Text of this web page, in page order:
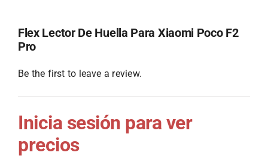
Flex Lector De Huella Para Xiaomi Poco F2
Pro
Be the first to leave a review.
Inicia sesión para ver
precios